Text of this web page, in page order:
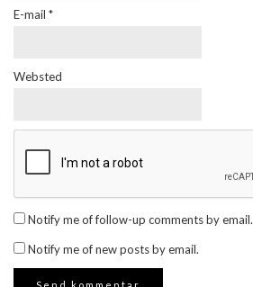
E-mail *
Websted
Notify me of follow-up comments by email.
Notify me of new posts by email.